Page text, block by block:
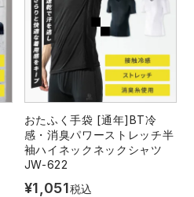
おたふく手袋 [通年]BT冷
感・消臭パワーストレッチ半
袖ハイネックネックシャツ
JW-622
¥1,051税込